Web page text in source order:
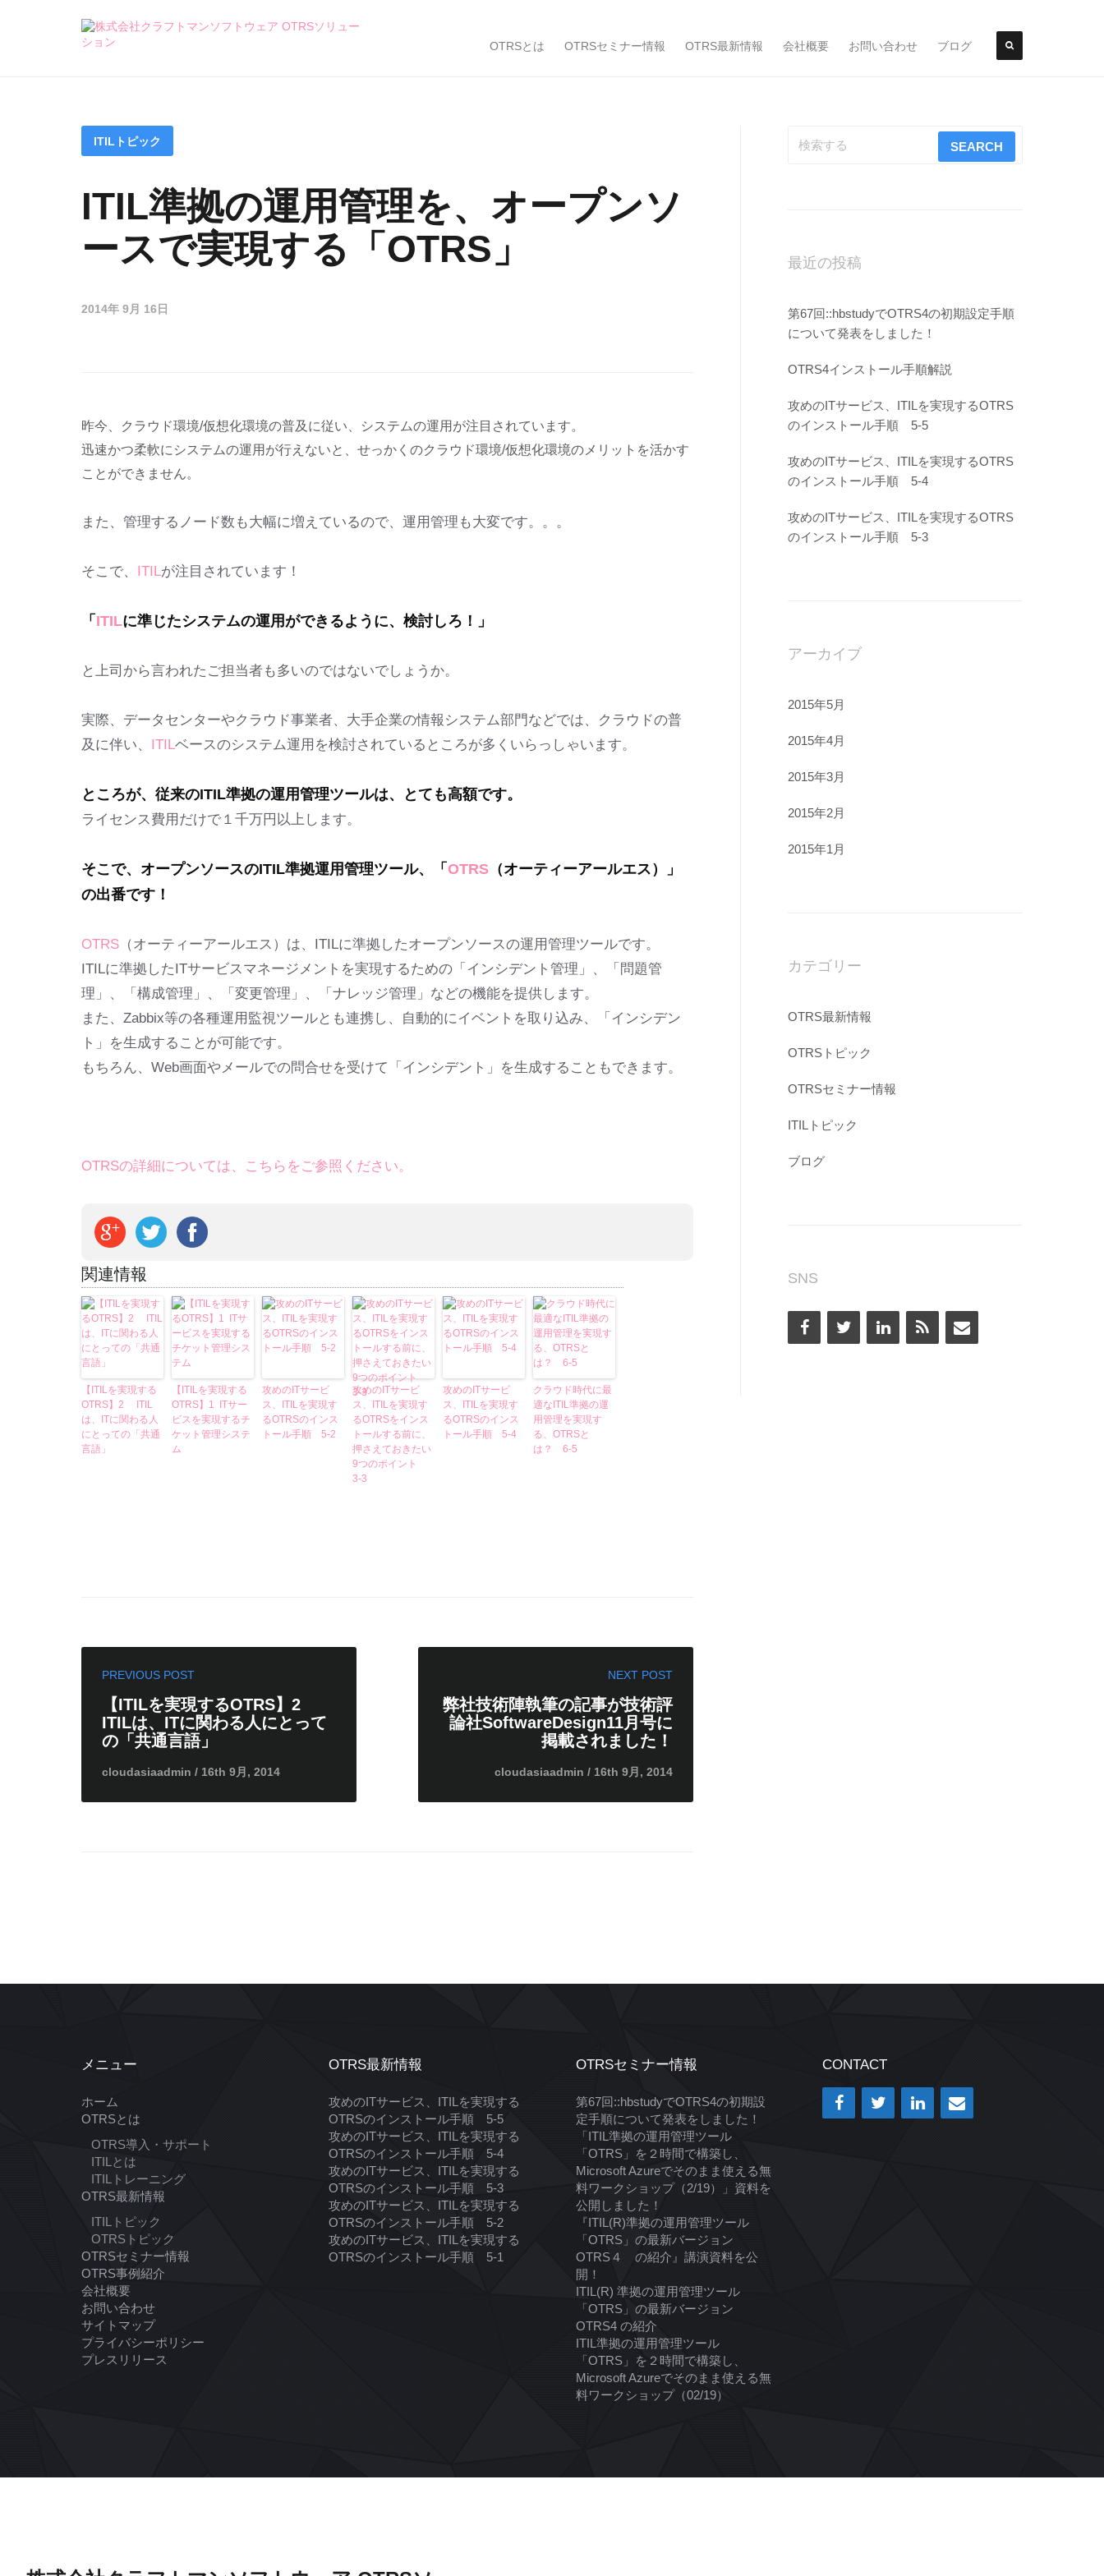
OTRSとは OTRSセミナー情報 OTRS最新情報 会社概要 お問い合わせ ブログ
ITILトピック
ITIL準拠の運用管理を、オープンソ
ースで実現する「OTRS」
2014年 9月 16日
昨今、クラウド環境/仮想化環境の普及に従い、システムの運用が注目されています。
迅速かつ柔軟にシステムの運用が行えないと、せっかくのクラウド環境/仮想化環境のメリットを活かす
ことができません。
また、管理するノード数も大幅に増えているので、運用管理も大変です。。。
そこで、 ITILが注目されています！
「 ITILに準じたシステムの運用ができるように、検討しろ！」
と上司から言われたご担当者も多いのではないでしょうか。
実際、データセンターやクラウド事業者、大手企業の情報システム部門などでは、クラウドの普
及に伴い、 ITILベースのシステム運用を検討されているところが多くいらっしゃいます。
ところが、従来のITIL準拠の運用管理ツールは、とても高額です。
ライセンス費用だけで１千万円以上します。
そこで、オープンソースのITIL準拠運用管理ツール、「OTRS （オーティーアールエス）」
の出番です！
OTRS （オーティーアールエス）は、ITILに準拠したオープンソースの運用管理ツールです。
ITILに準拠したITサービスマネージメントを実現するための「インシデント管理」、「問題管
理」、「構成管理」、「変更管理」、「ナレッジ管理」などの機能を提供します。
また、Zabbix等の各種運用監視ツールとも連携し、自動的にイベントを取り込み、「インシデン
ト」を生成することが可能です。
もちろん、Web画面やメールでの問合せを受けて「インシデント」を生成することもできます。
OTRSの詳細については、こちらをご参照ください。
関連情報
【ITILを実現する
OTRS】2 ITIL
は、ITに関わる人
にとっての「共通
言語」
【ITILを実現する
OTRS】1 ITサー
ビスを実現するチ
ケット管理システ
ム
攻めのITサービ
ス、ITILを実現す
るOTRSのインス
トール手順 5-2
攻めのITサービ
ス、ITILを実現す
るOTRSをインス
トールする前に、
押さえておきたい
9つのポイント
3-3
攻めのITサービ
ス、ITILを実現す
るOTRSのインス
トール手順 5-4
クラウド時代に最
適なITIL準拠の運
用管理を実現す
る、OTRSと
は？ 6-5
PREVIOUS POST
【ITILを実現するOTRS】2
ITILは、ITに関わる人にとって
の「共通言語」
cloudasiaadmin / 16th 9月, 2014
NEXT POST
弊社技術陣執筆の記事が技術評
論社SoftwareDesign11月号に
掲載されました！
cloudasiaadmin / 16th 9月, 2014
最近の投稿
第67回::hbstudyでOTRS4の初期設定手順
について発表をしました！
OTRS4インストール手順解説
攻めのITサービス、ITILを実現するOTRS
のインストール手順 5-5
攻めのITサービス、ITILを実現するOTRS
のインストール手順 5-4
攻めのITサービス、ITILを実現するOTRS
のインストール手順 5-3
アーカイブ
2015年5月
2015年4月
2015年3月
2015年2月
2015年1月
カテゴリー
OTRS最新情報
OTRSトピック
OTRSセミナー情報
ITILトピック
ブログ
SNS
メニュー
ホーム
OTRSとは
OTRS導入・サポート
ITILとは
ITILトレーニング
OTRS最新情報
ITILトピック
OTRSトピック
OTRSセミナー情報
OTRS事例紹介
会社概要
お問い合わせ
サイトマップ
プライバシーポリシー
プレスリリース
OTRS最新情報
攻めのITサービス、ITILを実現する
OTRSのインストール手順 5-5
攻めのITサービス、ITILを実現する
OTRSのインストール手順 5-4
攻めのITサービス、ITILを実現する
OTRSのインストール手順 5-3
攻めのITサービス、ITILを実現する
OTRSのインストール手順 5-2
攻めのITサービス、ITILを実現する
OTRSのインストール手順 5-1
OTRSセミナー情報
第67回::hbstudyでOTRS4の初期設
定手順について発表をしました！
「ITIL準拠の運用管理ツール
「OTRS」を２時間で構築し、
Microsoft Azureでそのまま使える無
料ワークショップ（2/19）」資料を
公開しました！
『ITIL(R)準拠の運用管理ツール
「OTRS」の最新バージョン
OTRS４ の紹介』講演資料を公
開！
ITIL(R) 準拠の運用管理ツール
「OTRS」の最新バージョン
OTRS4 の紹介
ITIL準拠の運用管理ツール
「OTRS」を２時間で構築し、
Microsoft Azureでそのまま使える無
料ワークショップ（02/19）
CONTACT